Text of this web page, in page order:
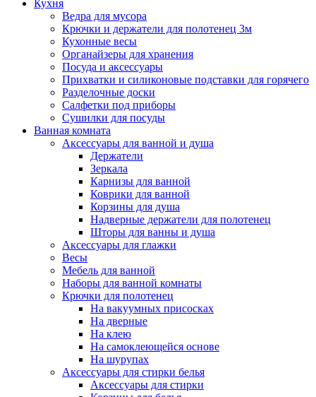
Кухня
Ведра для мусора
Крючки и держатели для полотенец 3м
Кухонные весы
Органайзеры для хранения
Посуда и аксессуары
Прихватки и силиконовые подставки для горячего
Разделочные доски
Салфетки под приборы
Сушилки для посуды
Ванная комната
Аксессуары для ванной и душа
Держатели
Зеркала
Карнизы для ванной
Коврики для ванной
Корзины для душа
Надверные держатели для полотенец
Шторы для ванны и душа
Аксессуары для глажки
Весы
Мебель для ванной
Наборы для ванной комнаты
Крючки для полотенец
На вакуумных присосках
На дверные
На клею
На самоклеющейся основе
На шурупах
Аксессуары для стирки белья
Аксессуары для стирки